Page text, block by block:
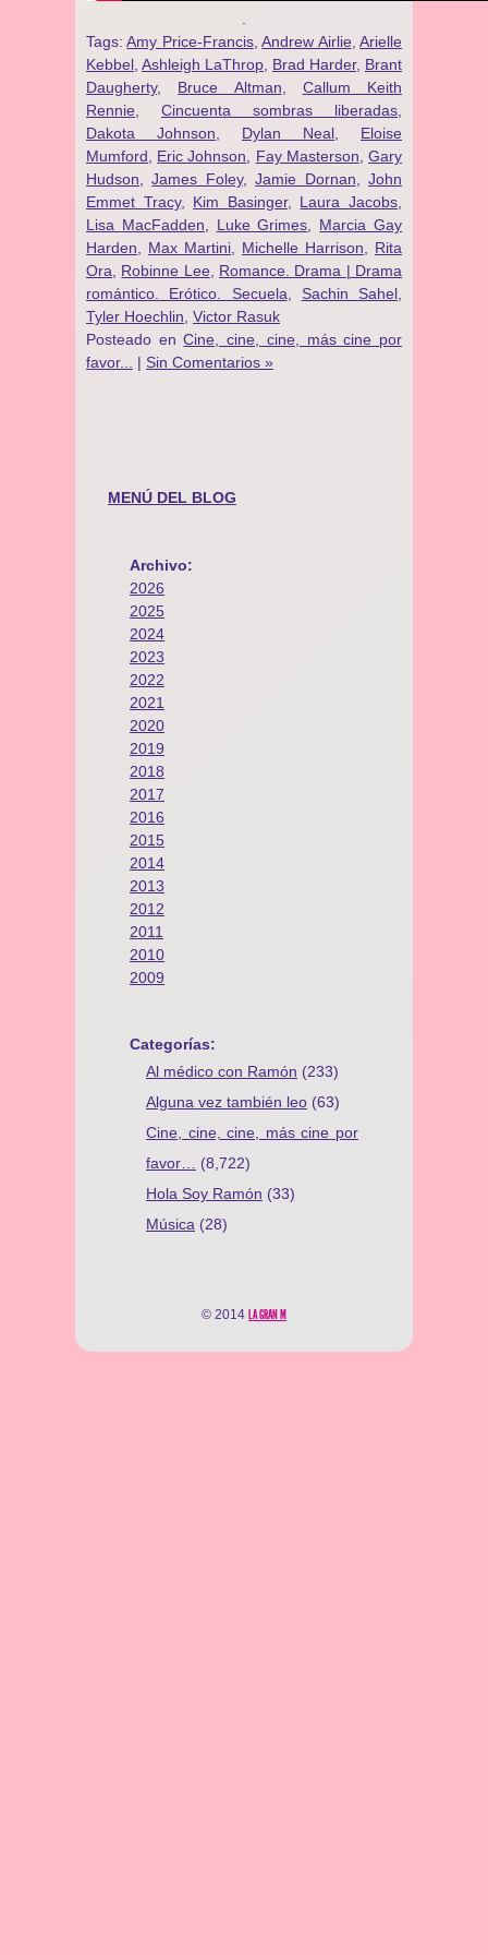
Tags:Amy Price-Francis,Andrew Airlie ,Arielle
Kebbel Ashleigh LaThrop Brad Harder, Brant
Daugherty, Bruce Altman
Callum Keith
Rennie
Cincuenta sombras liberadas
Dakota Johnson
Dylan Neal
Eloise
Mumford
Eric Johnson Fay Masterson ,Gary
Hudson ,James Foley,Jamie Dornan ,John
Emmet Tracy, Kim Basinger, Laura Jacobs
Lisa MacFadden
Luke Grimes
Marcia Gay
Harden
Max Martini Michelle Harrison
Rita
Ora
Robinne Lee
Romance. Drama | Drama
romántico. Erótico. Secuela
Sachin Sahel
Tyler Hoechlin Victor Rasuk
Posteado enCine, cine, cine, más cine por
favor...
| Sin Comentarios »
MENÚ DEL BLOG
Archivo:
2026
2025
2024
2023
2022
2021
2020
2019
2018
2017
2016
2015
2014
2013
2012
2011
2010
2009
Categorías:
Al médico con Ramón (233)
Alguna vez también leo (63)
Cine, cine, cine, más cine por
favor…
(8,722)
Hola Soy Ramón (33)
Música (28)
© 2014 LA GRAN M